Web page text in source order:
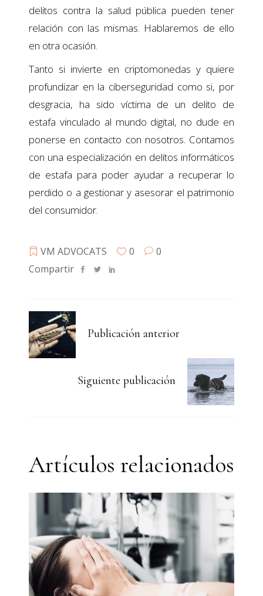
delitos contra la salud pública pueden tener
relación con las mismas. Hablaremos de ello
en otra ocasión.
Tanto si invierte en criptomonedas y quiere
profundizar en la ciberseguridad como si, por
desgracia, ha sido víctima de un delito de
estafa vinculado al mundo digital, no dude en
ponerse en contacto con nosotros. Contamos
con una especialización en delitos informáticos
de estafa para poder ayudar a recuperar lo
perdido o a gestionar y asesorar el patrimonio
del consumidor.
VM ADVOCATS 0
0
Compartir
Publicación anterior
Siguiente publicación
Artículos relacionados